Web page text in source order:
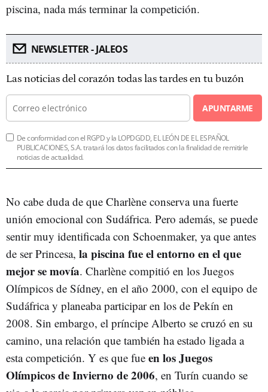
piscina, nada más terminar la competición.
NEWSLETTER - JALEOS
Las noticias del corazón todas las tardes en tu buzón
APUNTARME
De conformidad con el RGPD y la LOPDGDD, EL LEÓN DE EL ESPAÑOL
PUBLICACIONES, S.A. tratará los datos facilitados con la finalidad de remitirle
noticias de actualidad.
No cabe duda de que Charlène conserva una fuerte
unión emocional con Sudáfrica. Pero además, se puede
sentir muy identificada con Schoenmaker, ya que antes
de ser Princesa, la piscina fue el entorno en el que
mejor se movía. Charlène compitió en los Juegos
Olímpicos de Sídney, en el año 2000, con el equipo de
Sudáfrica y planeaba participar en los de Pekín en
2008. Sin embargo, el príncipe Alberto se cruzó en su
camino, una relación que también ha estado ligada a
esta competición. Y es que fue en los Juegos
Olímpicos de Invierno de 2006, en Turín cuando se